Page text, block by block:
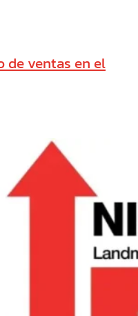
de ventas en el